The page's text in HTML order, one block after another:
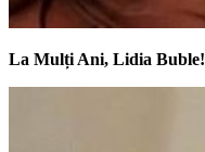
La Mulți Ani, Lidia Buble!